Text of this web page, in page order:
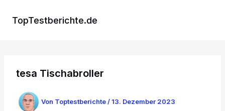
InhaltTopTestberichte.de
tesa Tischabroller
Von Toptestberichte /13. Dezember 2023